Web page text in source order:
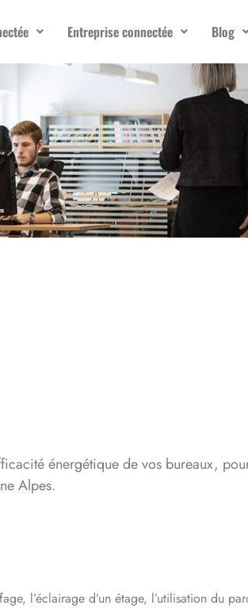
Entreprise connectée Blog
énergétique de vos bureaux,
Alpes.
l’éclairage d’un étage, l’utilisation du